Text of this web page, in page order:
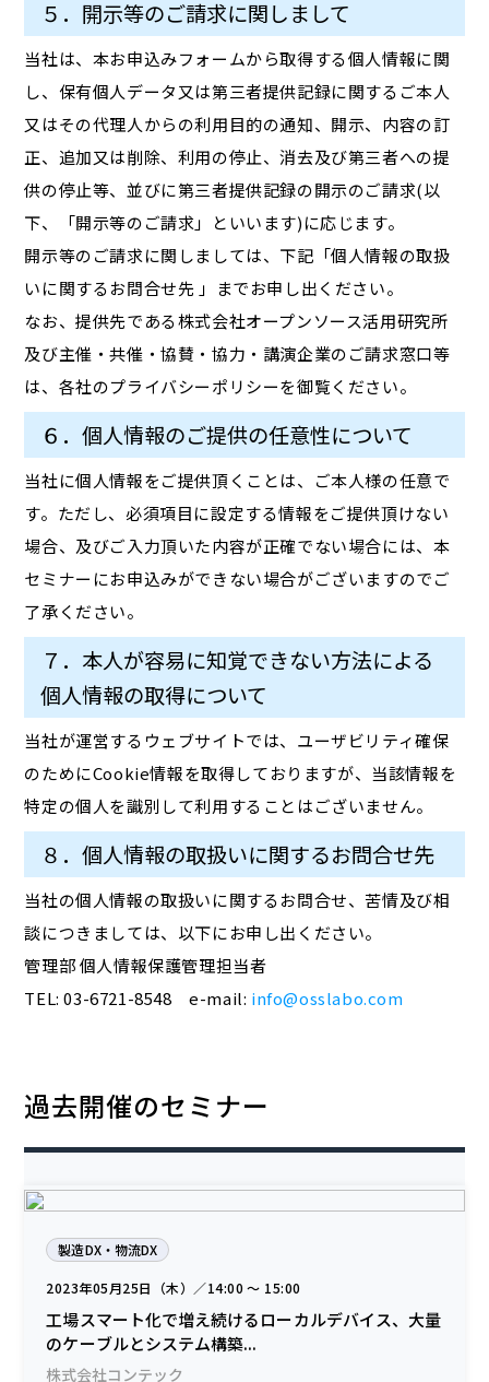
５．開示等のご請求に関しまして
当社は、本お申込みフォームから取得する個人情報に関
し、保有個人データ又は第三者提供記録に関するご本人
又はその代理人からの利用目的の通知、開示、内容の訂
正、追加又は削除、利用の停止、消去及び第三者への提
供の停止等、並びに第三者提供記録の開示のご請求(以
下、「開示等のご請求」といいます)に応じます。
開示等のご請求に関しましては、下記「個人情報の取扱
いに関するお問合せ先 」までお申し出ください。
なお、提供先である株式会社オープンソース活用研究所
及び主催・共催・協賛・協力・講演企業のご請求窓口等
は、各社のプライバシーポリシーを御覧ください。
６．個人情報のご提供の任意性について
当社に個人情報をご提供頂くことは、ご本人様の任意で
す。ただし、必須項目に設定する情報をご提供頂けない
場合、及びご入力頂いた内容が正確でない場合には、本
セミナーにお申込みができない場合がございますのでご
了承ください。
７．本人が容易に知覚できない方法による
個人情報の取得について
当社が運営するウェブサイトでは、ユーザビリティ確保
のためにCookie情報を取得しておりますが、当該情報を
特定の個人を識別して利用することはございません。
８．個人情報の取扱いに関するお問合せ先
当社の個人情報の取扱いに関するお問合せ、苦情及び相
談につきましては、以下にお申し出ください。
管理部 個人情報保護管理担当者
TEL: 03-6721-8548 e-mail: info@osslabo.com
過去開催のセミナー
製造DX・物流DX
2023年05月25日（木）／14:00 〜 15:00
工場スマート化で増え続けるローカルデバイス、大量
のケーブルとシステム構築...
株式会社コンテック